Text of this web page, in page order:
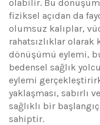
olabilir. Bu
fiziksel açıdan da
olumsuz kalıplar,
rahatsızlıklar
dönüşümü eylemi,
bedensel sağlık
eylemi
yaklaşması, sabırlı
sağlıklı bir
sahiptir.